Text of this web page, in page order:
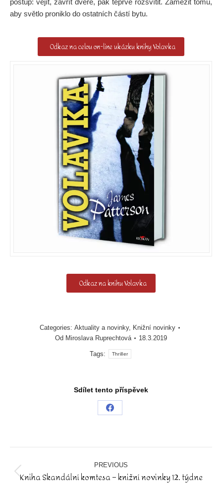
postup: vejít, zavřít dveře, pak teprve rozsvítit. Zamezit tomu,
aby světlo proniklo do ostatních částí bytu.
Odkaz na celou on-line ukázku knihy Volavka
Odkaz na knihu Volavka
Categories: Aktuality a novinky, Knižní novinky
Od Miroslava Ruprechtová 18.3.2019
Tags: Thriller
Sdílet tento příspěvek
Share
Post
navigation PREVIOUS
Previous
Kniha Skandální komtesa – knižní novinky 12. týdne